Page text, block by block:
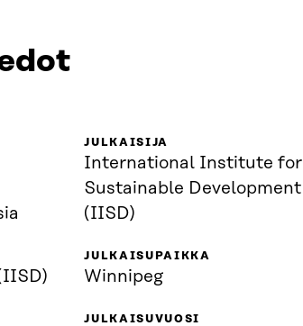
JULKAISIJA
International Institute for
Sustainable Development
(IISD)
JULKAISUPAIKKA
Winnipeg
JULKAISUVUOSI